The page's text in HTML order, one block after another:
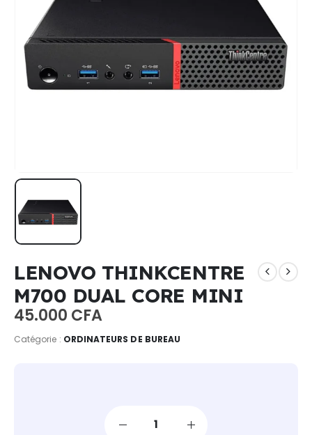
LENOVO THINKCENTRE
M700 DUAL CORE MINI
45.000 CFA
Catégorie : ORDINATEURS DE BUREAU